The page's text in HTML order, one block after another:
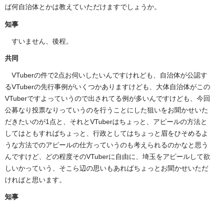
ば何自治体とかは教えていただけますでしょうか。
知事
すいません、後程。
共同
VTuberの件で2点お伺いしたいんですけれども、自治体が公認す
るVTuberの先行事例がいくつかありますけども、大体自治体がこの
VTuberですよっていうので出されてる例が多いんですけども、今回
公募なり投票なりっていうのを行うことにした狙いをお聞かせいた
だきたいのが1点と、それとVTuberはちょっと、アピールの方法と
してはともすればちょっと、行政としてはちょっと眉をひそめるよ
うな方法でのアピールの仕方っていうのも考えられるのかなと思う
んですけど、どの程度そのVTuberに自由に、埼玉をアピールして欲
しいかっていう、そこら辺の思いもあればちょっとお聞かせいただ
ければと思います。
知事